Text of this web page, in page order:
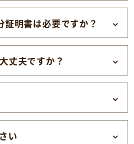
明書は必要ですか？
丈夫ですか？
い